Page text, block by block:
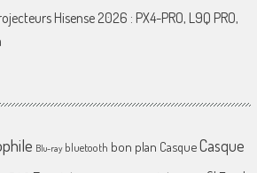
Hisense 2026 : PX4-PRO, L9Q PRO,
Blu-ray bluetooth bon plan CasqueCasque